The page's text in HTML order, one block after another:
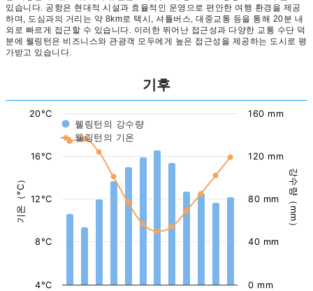
있습니다. 공항은 현대적 시설과 효율적인 운영으로 편안한 여행 환경을 제공
하며, 도심과의 거리는 약 8km로 택시, 셔틀버스, 대중교통 등을 통해 20분 내
외로 빠르게 접근할 수 있습니다. 이러한 뛰어난 접근성과 다양한 교통 수단 덕
분에 웰링턴은 비즈니스와 관광객 모두에게 높은 접근성을 제공하는 도시로 평
가받고 있습니다.
기후
기온（°C） 강수량（mm）
웰링턴의 강수량
웰링턴의 기온
4°C
8°C
12°C
16°C
20°C
0 mm
40 mm
80 mm
120 mm
160 mm